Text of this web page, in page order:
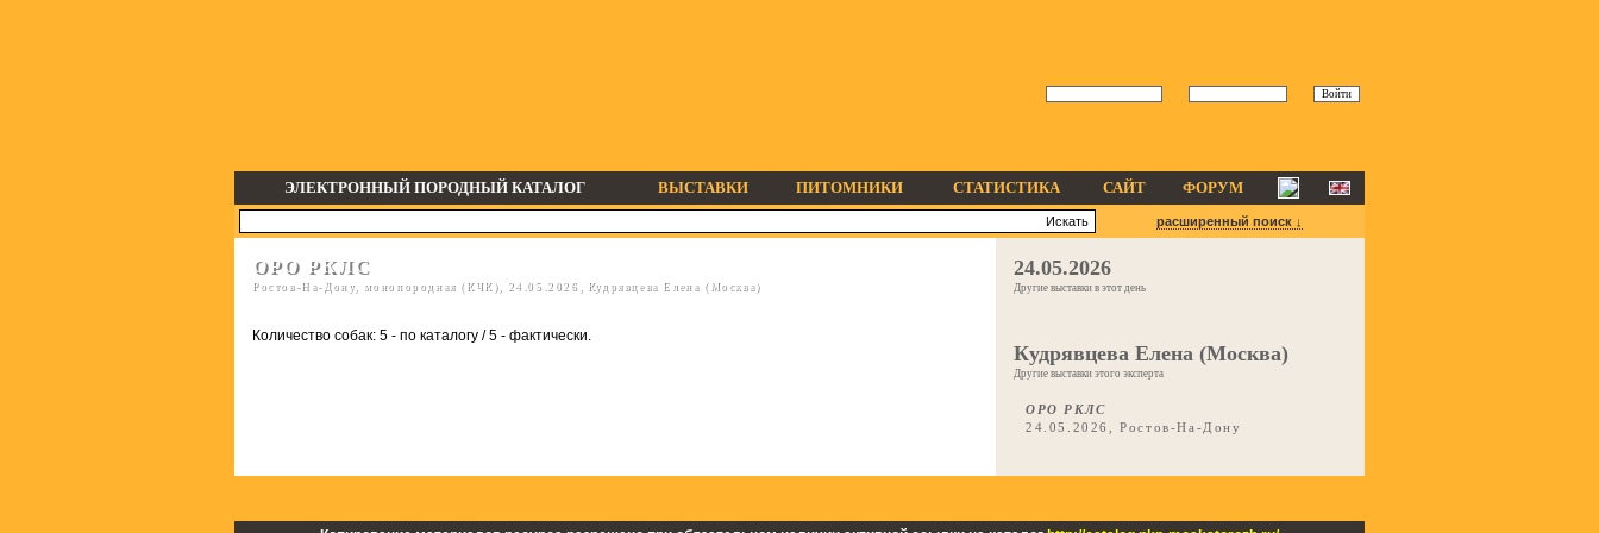
ЭЛЕКТРОННЫЙ ПОРОДНЫЙ КАТАЛОГ ВЫСТАВКИ ПИТОМНИКИ СТАТИСТИКА САЙТ ФОРУМ
расширенный поиск ↓
ОРО РКЛС
Ростов-На-Дону, монопородная (КЧК), 24.05.2026, Кудрявцева Елена (Москва)
Количество собак: 5 - по каталогу / 5 - фактически.
24.05.2026
Другие выставки в этот день
Кудрявцева Елена (Москва)
Другие выставки этого эксперта
ОРО РКЛС
24.05.2026, Ростов-На-Дону